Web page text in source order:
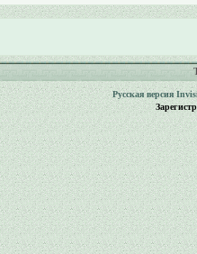
Русская версия